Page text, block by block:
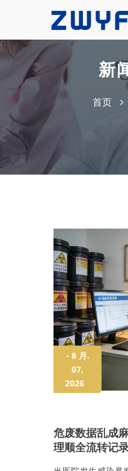
新
首页
- 8 月.
07,
2026
危废数据乱成
理顺全流转记